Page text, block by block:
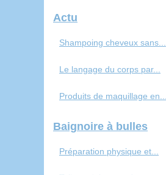
Actu
Shampoing cheveux sans...
Le langage du corps par...
Produits de maquillage en...
Baignoire à bulles
Préparation physique et...